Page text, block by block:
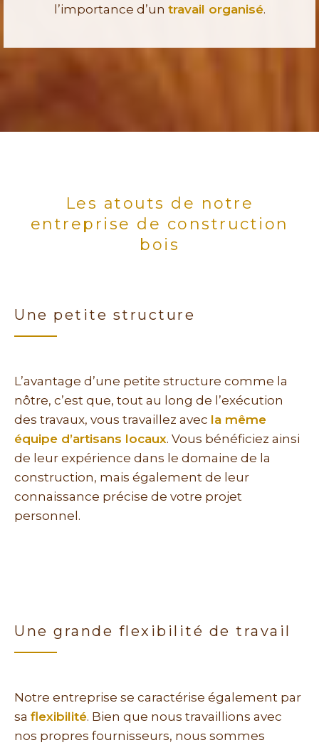
l’importance d’un travail organisé.
Les atouts de notre
entreprise de construction
bois
Une petite structure
L’avantage d’une petite structure comme la
nôtre, c’est que, tout au long de l’exécution
des travaux, vous travaillez avec la même
équipe d’artisans locaux. Vous bénéficiez ainsi
de leur expérience dans le domaine de la
construction, mais également de leur
connaissance précise de votre projet
personnel.
Une grande flexibilité de travail
Notre entreprise se caractérise également par
sa flexibilité. Bien que nous travaillions avec
nos propres fournisseurs, nous sommes